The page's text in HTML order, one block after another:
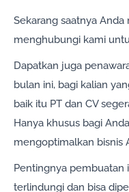
Sekarang saatnya
menghubungi kami
Dapatkan juga
bulan ini, bagi kalian
baik itu PT dan CV
Hanya khusus bagi
mengoptimalkan bisnis
Pentingnya pembuatan
terlindungi dan bisa